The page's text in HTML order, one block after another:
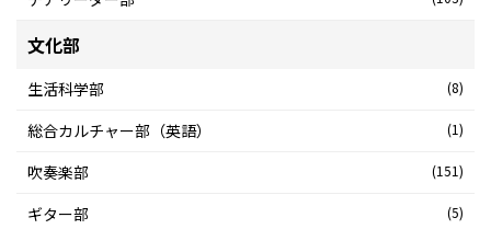
文化部
生活科学部 (8)
総合カルチャー部（英語） (1)
吹奏楽部 (151)
ギター部 (5)